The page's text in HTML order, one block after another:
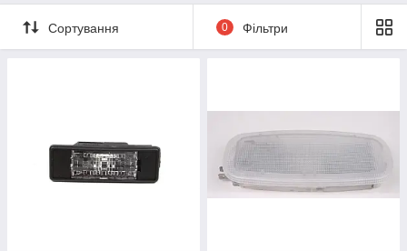
Сортування 0 Фільтри